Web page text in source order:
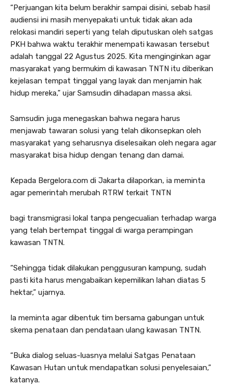
“Perjuangan kita belum berakhir sampai disini, sebab hasil
audiensi ini masih menyepakati untuk tidak akan ada
relokasi mandiri seperti yang telah diputuskan oleh satgas
PKH bahwa waktu terakhir menempati kawasan tersebut
adalah tanggal 22 Agustus 2025. Kita menginginkan agar
masyarakat yang bermukim di kawasan TNTN itu diberikan
kejelasan tempat tinggal yang layak dan menjamin hak
hidup mereka,” ujar Samsudin dihadapan massa aksi.
Samsudin juga menegaskan bahwa negara harus
menjawab tawaran solusi yang telah dikonsepkan oleh
masyarakat yang seharusnya diselesaikan oleh negara agar
masyarakat bisa hidup dengan tenang dan damai.
Kepada Bergelora.com di Jakarta dilaporkan, ia meminta
agar pemerintah merubah RTRW terkait TNTN
bagi transmigrasi lokal tanpa pengecualian terhadap warga
yang telah bertempat tinggal di warga perampingan
kawasan TNTN.
“Sehingga tidak dilakukan penggusuran kampung, sudah
pasti kita harus mengabaikan kepemilikan lahan diatas 5
hektar,” ujarnya.
Ia meminta agar dibentuk tim bersama gabungan untuk
skema penataan dan pendataan ulang kawasan TNTN.
“Buka dialog seluas-luasnya melalui Satgas Penataan
Kawasan Hutan untuk mendapatkan solusi penyelesaian,”
katanya.